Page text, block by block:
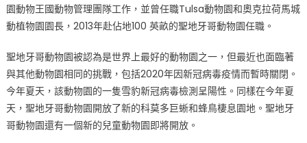
園動物王國動物管理團隊工作，並曾任職Tulsa動物園和奧克拉荷馬城
動植物園園長，2013年赴佔地100 英畝的聖地牙哥動物園任職。
聖地牙哥動物園被認為是世界上最好的動物園之一，但最近也面臨著
與其他動物園相同的挑戰，包括2020年因新冠病毒疫情而暫時關閉。
今年夏天，該動物園的一隻雪豹新冠病毒檢測呈陽性。同樣在今年夏
天，聖地牙哥動物園開放了新的科莫多巨蜥和蜂鳥棲息園地。聖地牙
哥動物園還有一個新的兒童動物園即將開放。